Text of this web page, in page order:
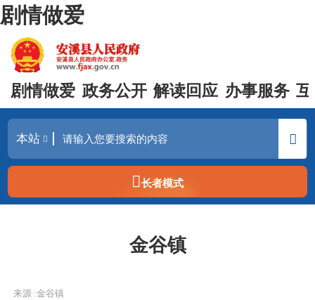
剧情做爱
剧情做爱 政务公开 解读回应 办事服务
长者模式
金谷镇
来源 :金谷镇